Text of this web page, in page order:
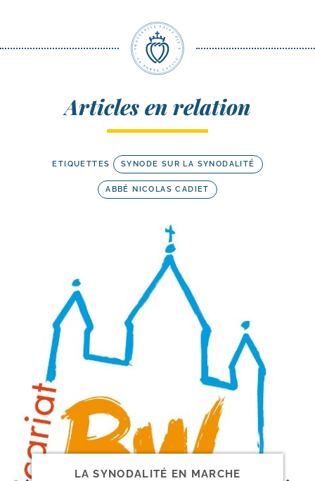
Articles en relation
ETIQUETTES SYNODE SUR LA SYNODALITÉ
ABBÉ NICOLAS CADIET
LA SYNODALITÉ EN MARCHE